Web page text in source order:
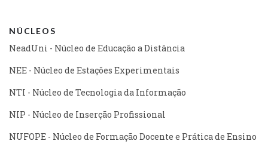
NÚCLEOS
NeadUni - Núcleo de Educação a Distância
NEE - Núcleo de Estações Experimentais
NTI - Núcleo de Tecnologia da Informação
NIP - Núcleo de Inserção Profissional
NUFOPE - Núcleo de Formação Docente e Prática de Ensino